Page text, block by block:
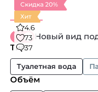
Скидка 20%
Хит
4.6
73
37
Новый вид
Тип
Туалетная вода
Объём